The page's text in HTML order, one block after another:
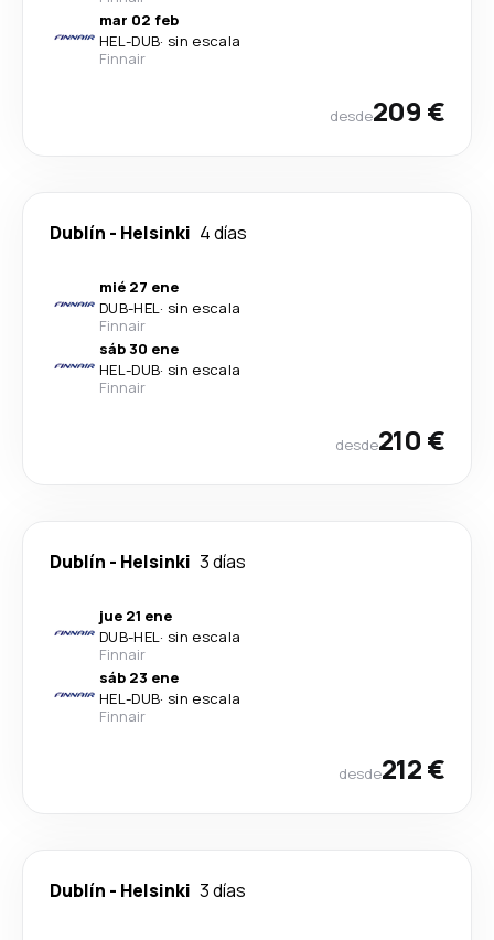
mar 02 feb
HEL-DUB· sin escala
Finnair
desde209 €
Dublín - Helsinki 4 días
mié 27 ene
DUB-HEL· sin escala
Finnair
sáb 30 ene
HEL-DUB· sin escala
Finnair
desde210 €
Dublín - Helsinki 3 días
jue 21 ene
DUB-HEL· sin escala
Finnair
sáb 23 ene
HEL-DUB· sin escala
Finnair
desde212 €
Dublín - Helsinki 3 días